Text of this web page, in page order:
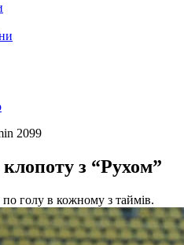
2099
з “Рухом”
голу в кожному з таймів.